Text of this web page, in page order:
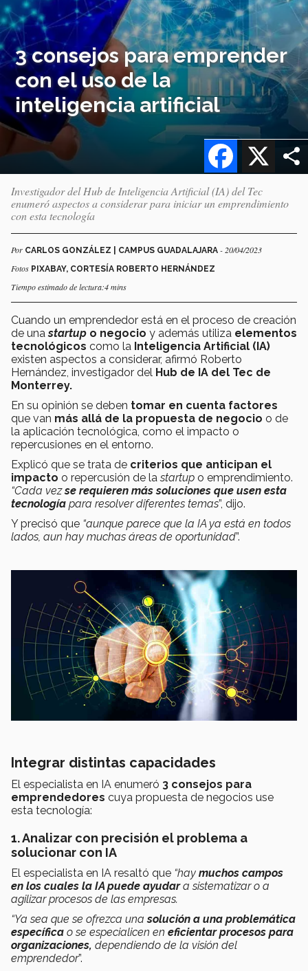
3 consejos para emprender
con el uso de la
inteligencia artificial
X
Facebook
Investigador del Hub de Inteligencia Artificial (IA) del Tec
enumeró aspectos a considerar para iniciar un emprendimiento
con esta tecnología
Por CARLOS GONZÁLEZ | CAMPUS GUADALAJARA - 20/04/2023
Fotos PIXABAY, CORTESÍA ROBERTO HERNÁNDEZ
Tiempo estimado de lectura:4 mins
Cuando un emprendedor está en el proceso de creación
de una startup o negocio y además utiliza elementos
tecnológicos como la Inteligencia Artificial (IA)
existen aspectos a considerar, afirmó Roberto
Hernández, investigador del Hub de IA del Tec de
Monterrey.
En su opinión se deben tomar en cuenta factores
que van más allá de la propuesta de negocio o de
la aplicación tecnológica, como el impacto o
repercusiones en el entorno.
Explicó que se trata de criterios que anticipan el
impacto o repercusión de lastartup o emprendimiento.
“Cada vezse requieren más soluciones que usen esta
tecnología para resolver diferentes temas”, dijo.
Y precisó que “aunque parece que la IA ya está en todos
lados, aun hay muchas áreas de oportunidad”.
Integrar distintas capacidades
El especialista en IA enumeró 3 consejos para
emprendedores cuya propuesta de negocios use
esta tecnología:
1. Analizar con precisión el problema a
solucionar con IA
El especialista en IA resaltó que “hay muchos campos
en los cuales la IA puede ayudara sistematizar o a
agilizar procesos de las empresas.
“Ya sea que se ofrezca unasolución a una problemática
específica o se especialicen en eficientar procesos para
organizaciones, dependiendo de la visión del
emprendedor”.